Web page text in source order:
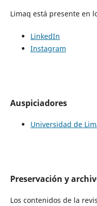
Limaq está presente en
LinkedIn
Instagram
Auspiciadores
Universidad de
Preservación y
Los contenidos de la